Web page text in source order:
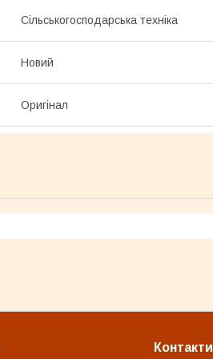
Сільськогосподарська техніка
Новий
Оригінал
Контакти